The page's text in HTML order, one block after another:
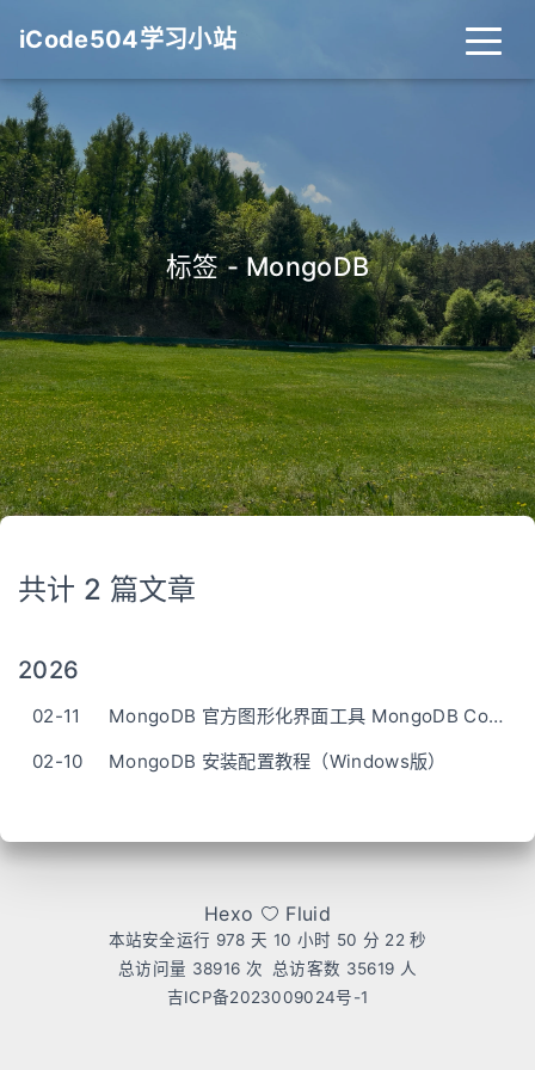
iCode504学习小站
标签 - MongoDB
共计 2 篇文章
2026
02-11
MongoDB 官方图形化界面工具 MongoDB Compass 安装配置教程（Windows版）
02-10
MongoDB 安装配置教程（Windows版）
Hexo Fluid
本站安全运行 978 天 10 小时 50 分 22 秒
总访问量 38916 次 总访客数 35619 人
吉ICP备2023009024号-1